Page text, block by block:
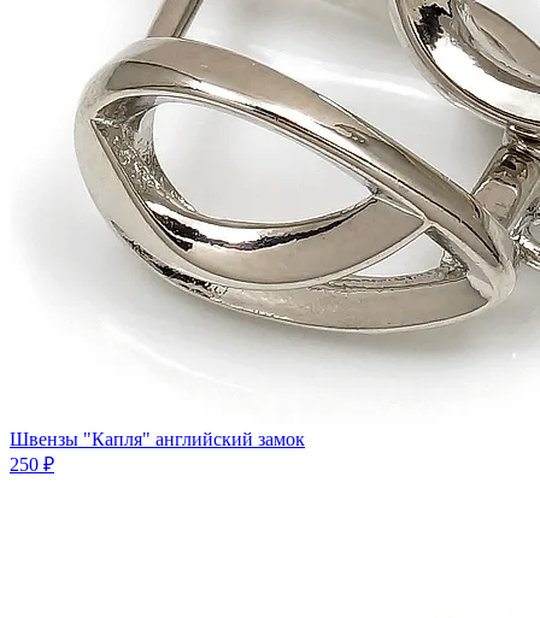
Швензы "Капля" английский замок
250 ₽